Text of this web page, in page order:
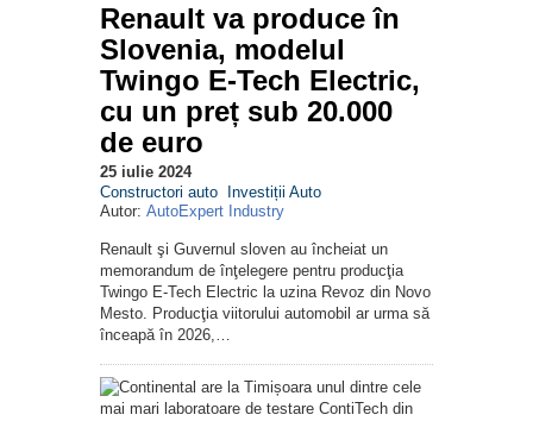
Renault va produce în
Slovenia, modelul
Twingo E-Tech Electric,
cu un preț sub 20.000
de euro
25 iulie 2024
Constructori auto Investiții Auto
Autor: AutoExpert Industry
Renault şi Guvernul sloven au încheiat un
memorandum de înţelegere pentru producţia
Twingo E-Tech Electric la uzina Revoz din Novo
Mesto. Producţia viitorului automobil ar urma să
înceapă în 2026,…